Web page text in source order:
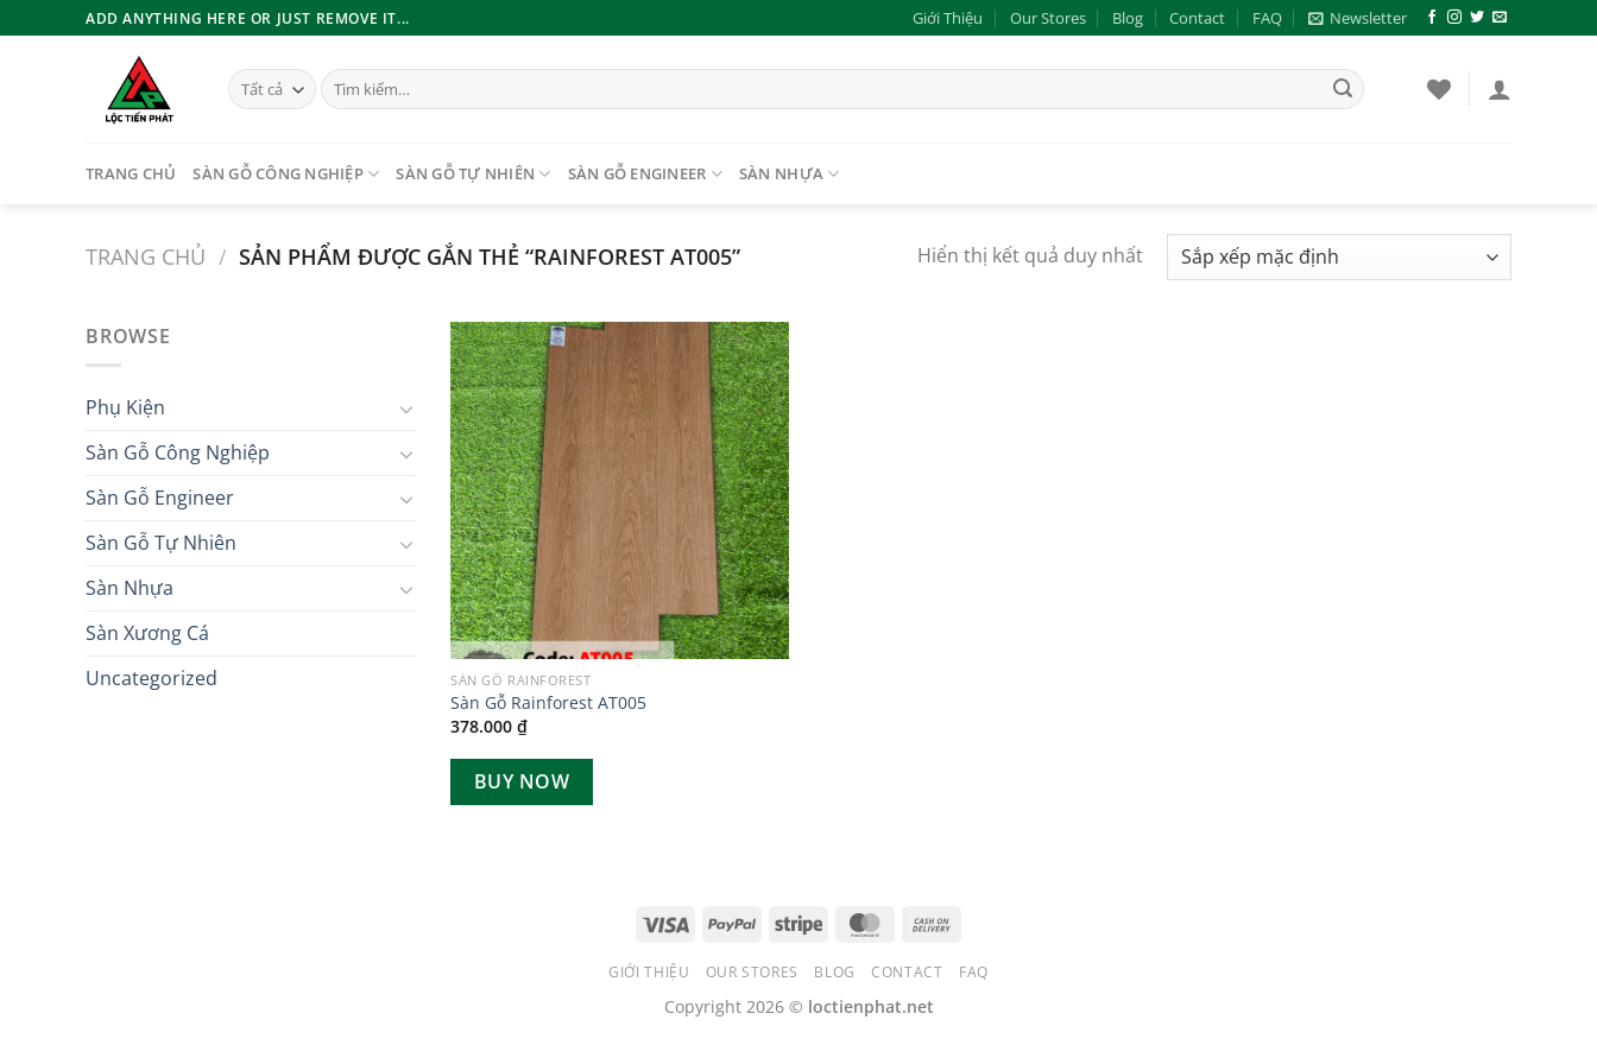
qua
ADD ANYTHING HERE OR JUST REMOVE IT... Giới Thiệu Our Stores Blog Contact FAQ Newsletter
Tìm
kiếm:
TRANG CHỦ SÀN GỖ CÔNG NGHIỆP SÀN GỖ TỰ NHIÊN SÀN GỖ ENGINEER SÀN NHỰA
TRANG CHỦ / SẢN PHẨM ĐƯỢC GẮN THẺ “RAINFOREST AT005” Hiển thị kết quả duy nhất
BROWSE
Phụ Kiện
Sàn Gỗ Công Nghiệp
Sàn Gỗ Engineer
Sàn Gỗ Tự Nhiên
Sàn Nhựa
Sàn Xương Cá
Uncategorized
Add to
wishlist
SÀN GỖ RAINFOREST
Sàn Gỗ Rainforest AT005
378.000₫
BUY NOW
GIỚI THIỆU OUR STORES BLOG CONTACT FAQ
Copyright 2026 © loctienphat.net